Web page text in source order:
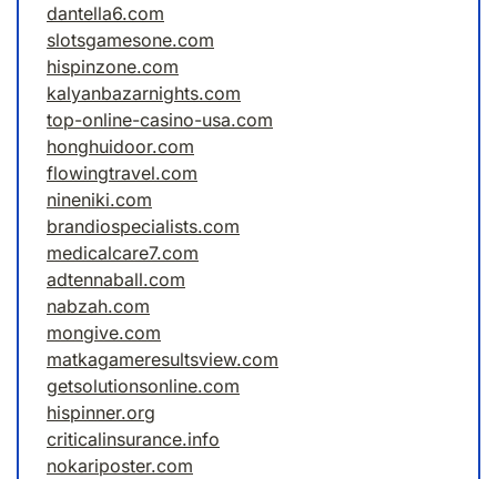
dantella6.com
slotsgamesone.com
hispinzone.com
kalyanbazarnights.com
top-online-casino-usa.com
honghuidoor.com
flowingtravel.com
nineniki.com
brandiospecialists.com
medicalcare7.com
adtennaball.com
nabzah.com
mongive.com
matkagameresultsview.com
getsolutionsonline.com
hispinner.org
criticalinsurance.info
nokariposter.com